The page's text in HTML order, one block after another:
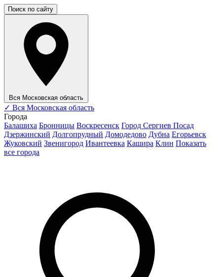
Поиск по сайту
Вся Московская область
✓ Вся Московская область
Города
Балашиха Бронницы Воскресенск Город Сергиев Посад
Дзержинский Долгопрудный Домодедово Дубна Егорьевск
Жуковский Звенигород Ивантеевка Кашира Клин Показать
все города